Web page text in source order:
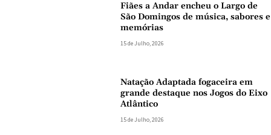
Fiães a Andar encheu o Largo de
São Domingos de música, sabores e
memórias
15 de Julho, 2026
Natação Adaptada fogaceira em
grande destaque nos Jogos do Eixo
Atlântico
15 de Julho, 2026